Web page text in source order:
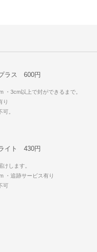
ラス 600円
・3cm以上で封ができるまで。
可。
イト 430円
けします。
・追跡サービス有り
可